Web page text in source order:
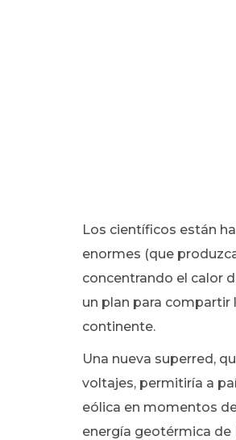
Los científicos están
enormes (que
concentrando el calor
un plan para compartir
continente.
Una nueva superred,
voltajes, permitiría a
eólica en momentos
energía geotérmica de